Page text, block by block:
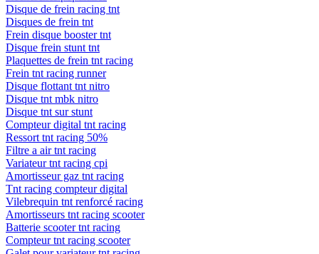
Disque de frein racing tnt
Disques de frein tnt
Frein disque booster tnt
Disque frein stunt tnt
Plaquettes de frein tnt racing
Frein tnt racing runner
Disque flottant tnt nitro
Disque tnt mbk nitro
Disque tnt sur stunt
Compteur digital tnt racing
Ressort tnt racing 50%
Filtre a air tnt racing
Variateur tnt racing cpi
Amortisseur gaz tnt racing
Tnt racing compteur digital
Vilebrequin tnt renforcé racing
Amortisseurs tnt racing scooter
Batterie scooter tnt racing
Compteur tnt racing scooter